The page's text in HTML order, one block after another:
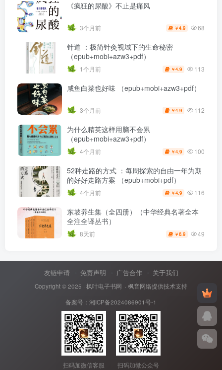
《疯狂的尿酸》不止是痛风
3个月前 ￥4.9 68
针道 ：极简针灸视域下的生命秘密
（epub+mobi+azw3+pdf）
1个月前 ￥4.9 113
咸鱼白菜也好味 （epub+mobi+azw3+pdf）
3个月前 ￥4.9 112
为什么精英这样用脑不会累
（epub+mobi+azw3+pdf）
4个月前 ￥4.9 100
52种走路的方式 ：每周探索的自由一年为期
的好好走路方案 （epub+mobi+pdf）
4个月前 ￥4.9 116
东坡养生集（全四册）（中华经典名著全本
全注全译丛书）
8天前 ￥6.9 49
友链申请 免责声明 广告合作 关于我们
Copyright © 2025 · 枫叶电子书网 · 枫音网络提供技术支持
备案号： 湘ICP备2024086901号-1
扫码加微信客服 扫码加微公众号